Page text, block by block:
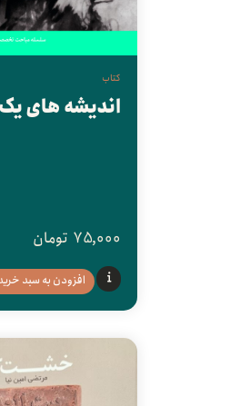
کتاب
اندیشه های
75,000 تومان
افزودن به سبد